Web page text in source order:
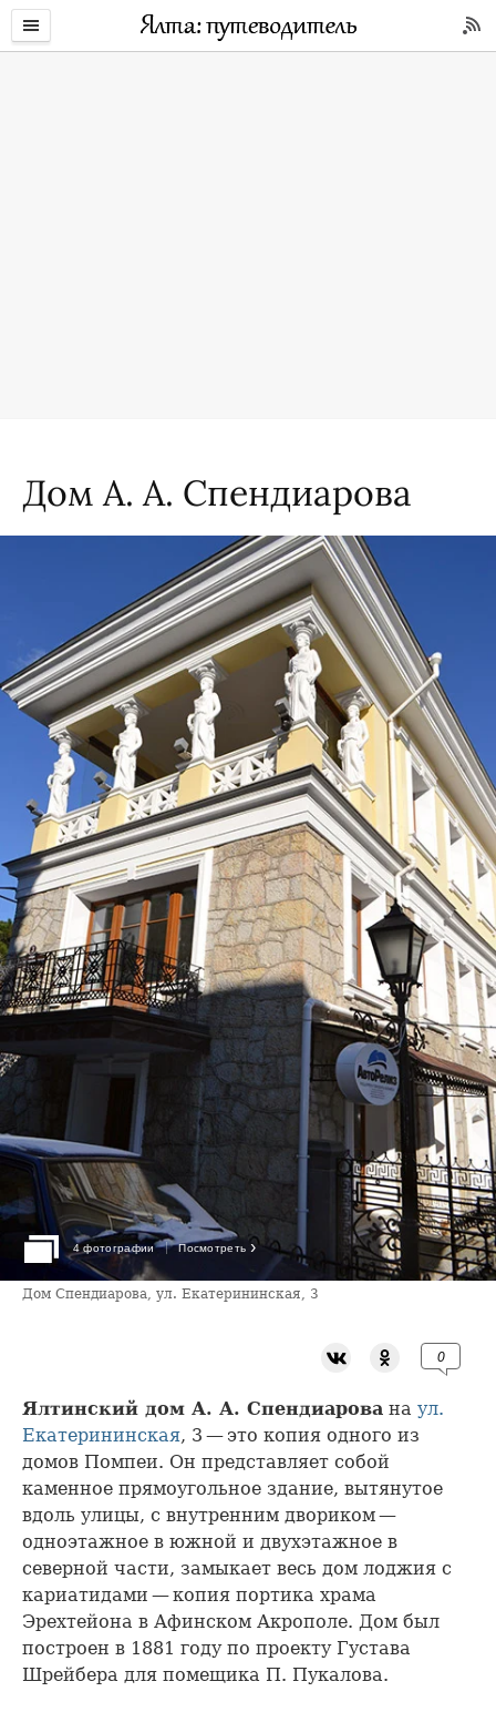
Дом А. А. Спендиарова
4 фотографии Посмотреть ›
Дом Спендиарова, ул. Екатерининская, 3
0
Ялтинский дом А. А. Спендиарова на ул.
Екатерининская, 3 — это копия одного из
домов Помпеи. Он представляет собой
каменное прямоугольное здание, вытянутое
вдоль улицы, с внутренним двориком —
одноэтажное в южной и двухэтажное в
северной части, замыкает весь дом лоджия с
кариатидами — копия портика храма
Эрехтейона в Афинском Акрополе. Дом был
построен в 1881 году по проекту Густава
Шрейбера для помещика П. Пукалова.